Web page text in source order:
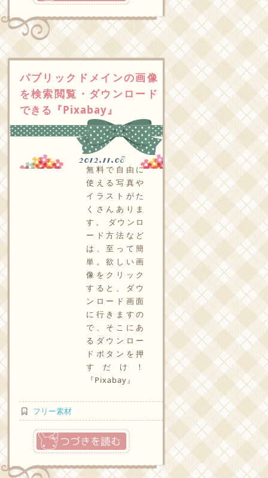
パブリックドメインの画像
を検索閲覧・ダウンロード
できる『Pixabay』
2012.11.08
無料で自由に
使える写真や
イラストがた
くさんありま
す。 ダウンロ
ード方法など
は、至って簡
単。欲しい画
像をクリック
すると、ダウ
ンロード画面
に行きますの
で、そこにあ
るダウンロー
ドボタンを押
すだけ！
『Pixabay』
フリー素材
つづきを読む